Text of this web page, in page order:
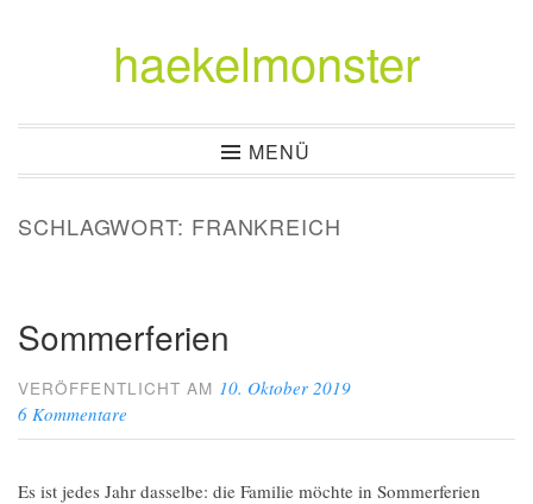
haekelmonster
MENÜ
SCHLAGWORT: FRANKREICH
Sommerferien
VERÖFFENTLICHT AM 10. Oktober 2019
6 Kommentare
Es ist jedes Jahr dasselbe: die Familie möchte in Sommerferien